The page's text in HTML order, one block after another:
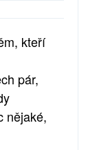
kteří
pár,
nějaké,